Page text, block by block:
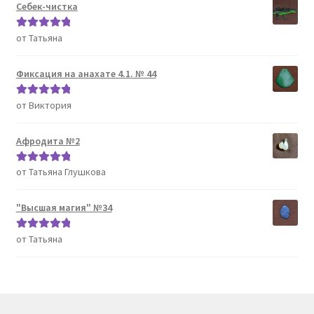
Себек-чистка
Оценка5из
от Татьяна
Фиксация на анахате 4.1. № 44
Оценка5из
от Виктория
Афродита №2
Оценка5из
от Татьяна Глушкова
"Высшая магия" №34
Оценка5из
от Татьяна